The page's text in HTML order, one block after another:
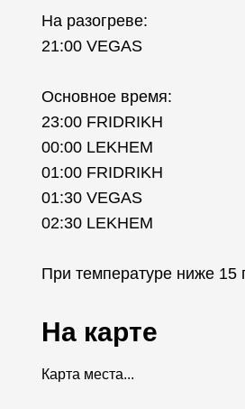
На разогреве:
21:00 VEGAS
Основное время:
23:00 FRIDRIKH
00:00 LEKHEM
01:00 FRIDRIKH
01:30 VEGAS
02:30 LEKHEM
При температуре ниже 15
На карте
Карта места...